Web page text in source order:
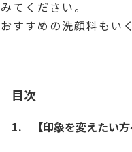
みてください。
おすすめの洗顔料もい
目次
【印象を変えたい